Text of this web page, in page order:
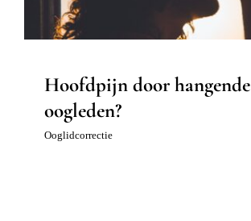
Hoofdpijn door hangende
oogleden?
Ooglidcorrectie